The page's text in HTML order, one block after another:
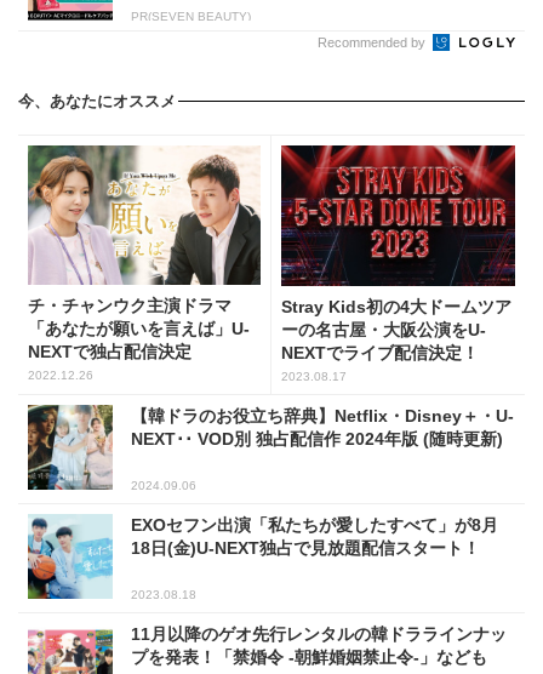
PR(SEVEN BEAUTY)
Recommended by
今、あなたにオススメ
チ・チャンウク主演ドラマ
「あなたが願いを言えば」U-
NEXTで独占配信決定
2022.12.26
Stray Kids初の4大ドームツア
ーの名古屋・大阪公演をU-
NEXTでライブ配信決定！
2023.08.17
【韓ドラのお役立ち辞典】Netflix・Disney＋・U-
NEXT･･ VOD別 独占配信作 2024年版 (随時更新)
2024.09.06
EXOセフン出演「私たちが愛したすべて」が8月
18日(金)U-NEXT独占で見放題配信スタート！
2023.08.18
11月以降のゲオ先行レンタルの韓ドララインナッ
プを発表！「禁婚令 -朝鮮婚姻禁止令-」なども